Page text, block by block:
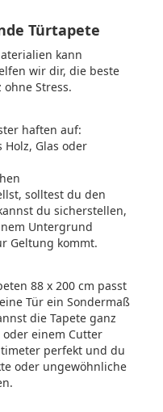
Türtapete
kann
wir dir, die beste
Stress.
haften auf:
Holz, Glas oder
solltest du den
du sicherstellen,
Untergrund
Geltung kommt.
88 x 200 cm passt
Tür ein Sondermaß
die Tapete ganz
einem Cutter
perfekt und du
oder ungewöhnliche